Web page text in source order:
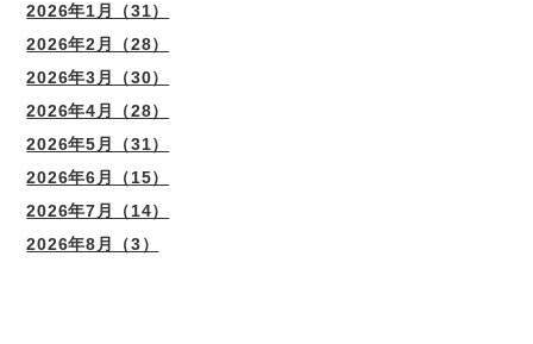
2026年1月（31）
2026年2月（28）
2026年3月（30）
2026年4月（28）
2026年5月（31）
2026年6月（15）
2026年7月（14）
2026年8月（3）